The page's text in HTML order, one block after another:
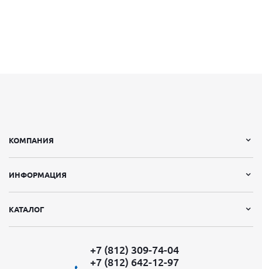
КОМПАНИЯ
ИНФОРМАЦИЯ
КАТАЛОГ
+7 (812) 309-74-04
+7 (812) 642-12-97